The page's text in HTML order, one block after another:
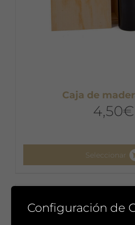
Caja de
4,50€
Seleccionar
Configuración de